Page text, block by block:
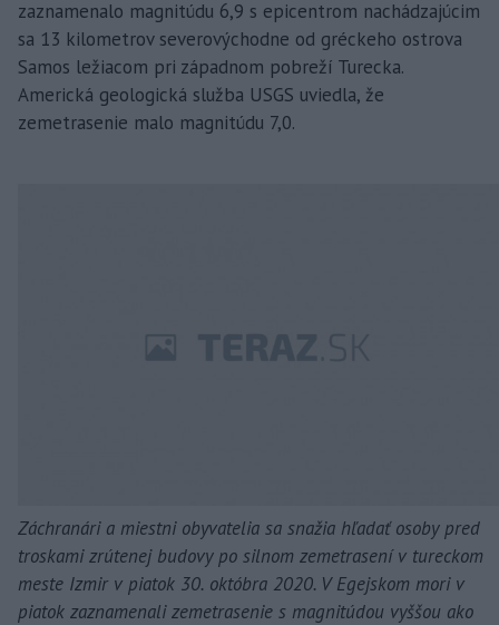
zaznamenalo magnitúdu 6,9 s epicentrom nachádzajúcim
sa 13 kilometrov severovýchodne od gréckeho ostrova
Samos ležiacom pri západnom pobreží Turecka.
Americká geologická služba USGS uviedla, že
zemetrasenie malo magnitúdu 7,0.
Záchranári a miestni obyvatelia sa snažia hľadať osoby pred
troskami zrútenej budovy po silnom zemetrasení v tureckom
meste Izmir v piatok 30. októbra 2020. V Egejskom mori v
piatok zaznamenali zemetrasenie s magnitúdou vyššou ako